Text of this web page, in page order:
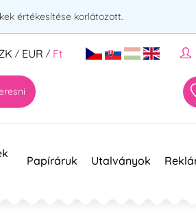
értékesítése korlátozott.
/ EUR / Ft
Papíráruk Utalványok